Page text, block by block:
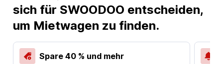
sich für SWOODOO entscheiden,
um Mietwagen zu finden.
Spare 40 % und mehr